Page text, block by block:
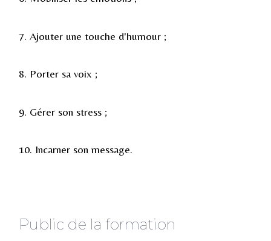
7. Ajouter une touche d'humour ;
8. Porter sa voix ;
9. Gérer son stress ;
10. Incarner son message.
Public de la formation